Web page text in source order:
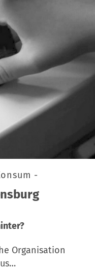
-
Organisation